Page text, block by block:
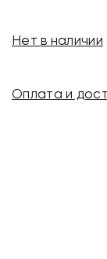
Нет в наличии
Оплата и